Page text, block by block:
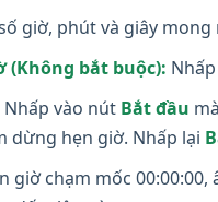
giờ, phút và giây
(Không bắt buộc):
Nhấp vào nút Bắt đầu
dừng hẹn giờ. Nhấp lại
giờ chạm mốc